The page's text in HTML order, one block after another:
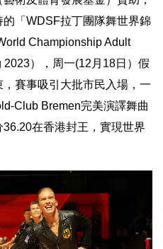
的 「WDSF拉丁團隊舞世界錦
Championship Adult
），周一(12月18日）假
， 賽事吸引大批市民入場，一
Club Bremen完美演譯舞曲
36.20在香港封王，實現世界